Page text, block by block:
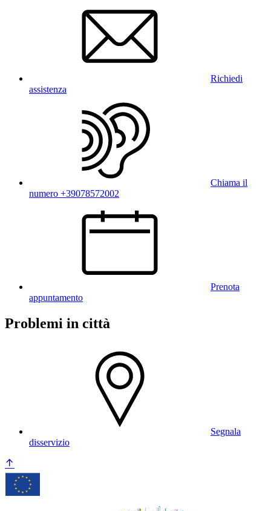
Richiedi
assistenza
Chiama il
numero +39078572002
Prenota
appuntamento
Problemi in città
Segnala
disservizio